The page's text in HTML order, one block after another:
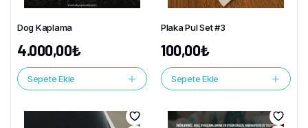
Dog Kaplama
4.000,00₺
Sepete Ekle
Plaka Pul Set #3
100,00₺
Sepete Ekle